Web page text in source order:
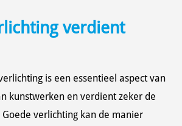
verdient
is een essentieel aspect van
kunstwerken en verdient zeker de
verlichting kan de manier